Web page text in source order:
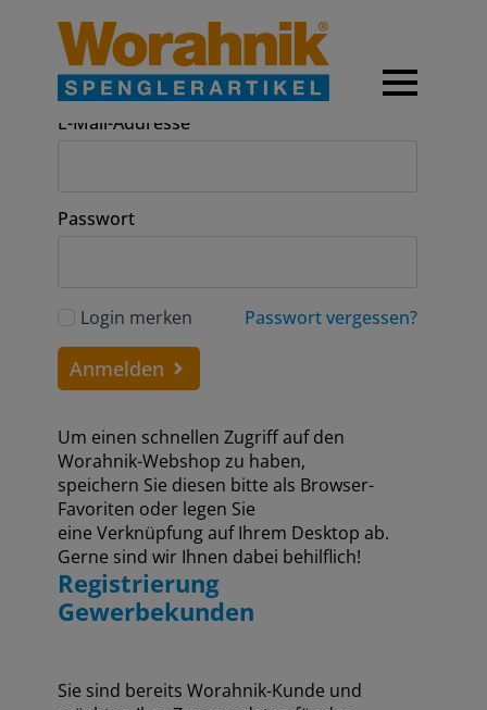
Anmeldung
E-Mail-Addresse
Passwort
Login merken Passwort vergessen?
Anmelden
Um einen schnellen Zugriff auf den
Worahnik-Webshop zu haben,
speichern Sie diesen bitte als Browser-
Favoriten oder legen Sie
eine Verknüpfung auf Ihrem Desktop ab.
Gerne sind wir Ihnen dabei behilflich!
Registrierung
Gewerbekunden
Sie sind bereits Worahnik-Kunde und